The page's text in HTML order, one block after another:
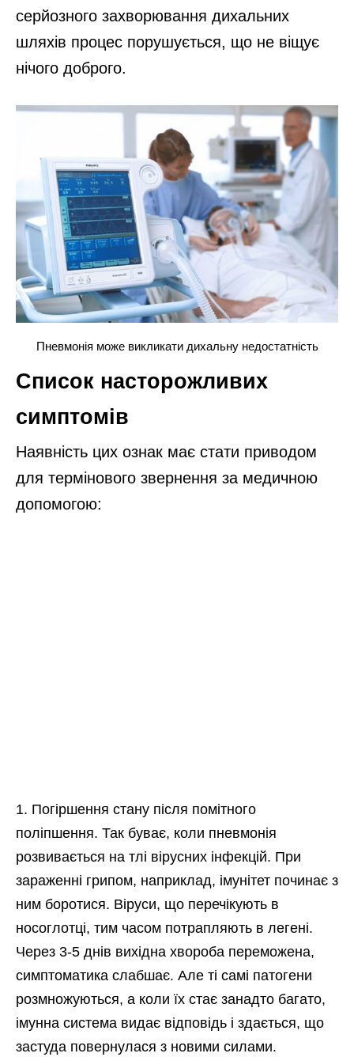
серйозного захворювання дихальних
шляхів процес порушується, що не віщує
нічого доброго.
Пневмонія може викликати дихальну недостатність
Список насторожливих
симптомів
Наявність цих ознак має стати приводом
для термінового звернення за медичною
допомогою:
Погіршення стану після помітного
поліпшення. Так буває, коли пневмонія
розвивається на тлі вірусних інфекцій. При
зараженні грипом, наприклад, імунітет починає з
ним боротися. Віруси, що перечікують в
носоглотці, тим часом потрапляють в легені.
Через 3-5 днів вихідна хвороба переможена,
симптоматика слабшає. Але ті самі патогени
розмножуються, а коли їх стає занадто багато,
імунна система видає відповідь і здається, що
застуда повернулася з новими силами.